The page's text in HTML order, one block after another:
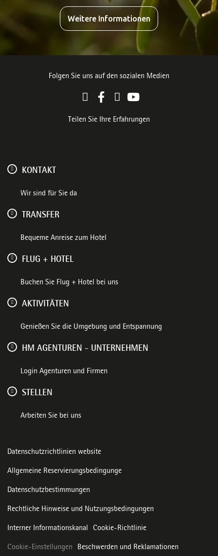
Weitere Informationen
Folgen Sie uns auf den sozialen Medien
Teilen Sie Ihre Erfahrungen
KONTAKT
Wir sind für Sie da
TRANSFER
Bequeme Anreise zum Hotel
FLUG + HOTEL
Buchen Sie Flug + Hotel bei uns
AKTIVITÄTEN
Genießen Sie die Umgebung und Entspannung
HM AGENTUREN - UNTERNEHMEN
Login Agenturen und Firmen
STELLEN
Arbeiten Sie bei uns
Datenschutzrichtlinien website
Allgemeine Reservierungsbedingunge
Datenschutzbestimmungen
Rechtliche Hinweise und Nutzungsbedingungen
Interner Informationskanal Cookie-Richtlinie
Cookie-Einstellungen Beschwerden und Reklamationen